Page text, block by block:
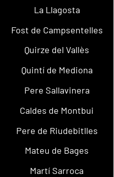
La Llagosta
Fost de Campsentelles
Quirze del Vallès
Quintí de Mediona
Pere Sallavinera
Caldes de Montbui
Pere de Riudebitlles
Mateu de Bages
Martí Sarroca